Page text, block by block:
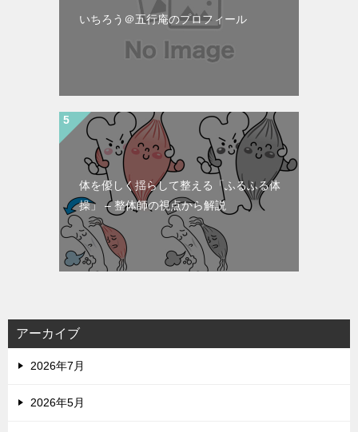
いちろう＠五行庵のプロフィール
体を優しく揺らして整える「ふるふる体
操」 – 整体師の視点から解説
アーカイブ
2026年7月
2026年5月